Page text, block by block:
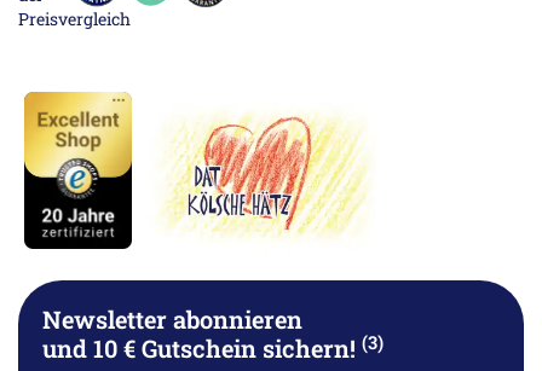
Newsletter abonnieren
und 10 € Gutschein sichern! (3)